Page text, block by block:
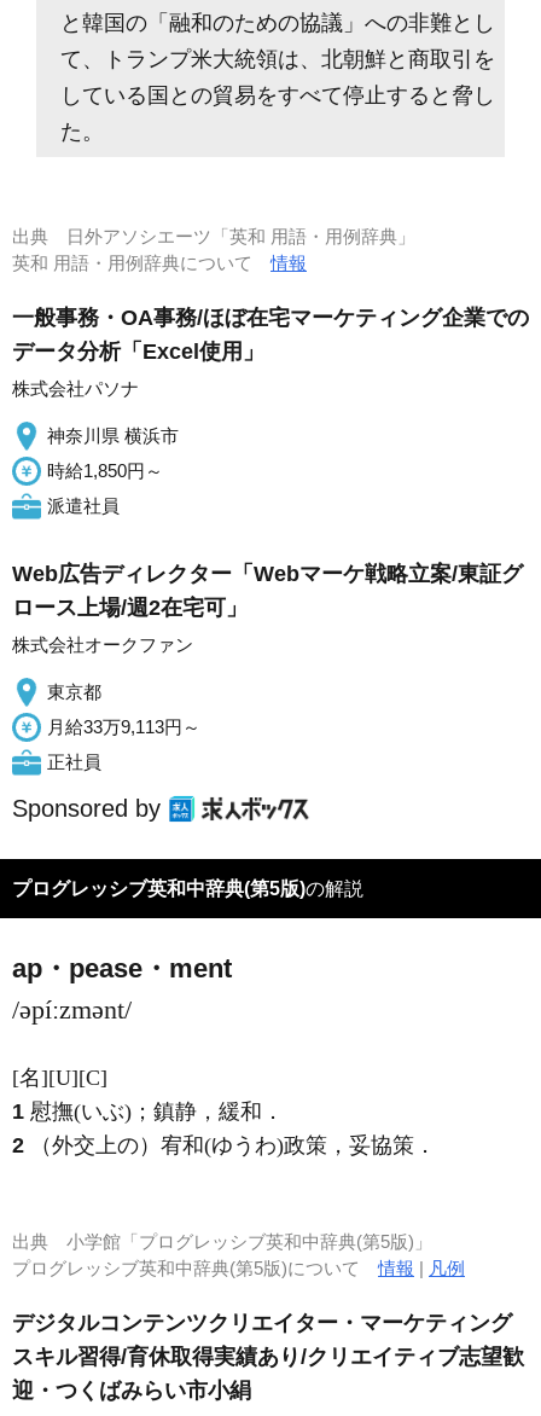
と韓国の「融和のための協議」への非難とし
て、トランプ米大統領は、北朝鮮と商取引を
している国との貿易をすべて停止すると脅し
た。
出典
日外アソシエーツ「英和 用語・用例辞典」
英和 用語・用例辞典について情報
一般事務・OA事務/ほぼ在宅マーケティング企業での
データ分析「Excel使用」
株式会社パソナ
神奈川県 横浜市
時給1,850円～
派遣社員
Web広告ディレクター「Webマーケ戦略立案/東証グ
ロース上場/週2在宅可」
株式会社オークファン
東京都
月給33万9,113円～
正社員
Sponsored by
プログレッシブ英和中辞典(第5版)の解説
ap・pease・ment
/əpíːzmənt/
[名][U][C]
1 慰撫(いぶ) ；鎮静，緩和 ．
2 （外交上の）宥和(ゆうわ)政策，妥協策 ．
出典 小学館「プログレッシブ英和中辞典(第5版)」
プログレッシブ英和中辞典(第5版)について情報 | 凡例
デジタルコンテンツクリエイター・マーケティング
スキル習得/育休取得実績あり/クリエイティブ志望歓
迎・つくばみらい市小絹